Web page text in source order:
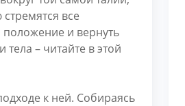
все
и вернуть
тела – читайте в этой
к ней. Собираясь